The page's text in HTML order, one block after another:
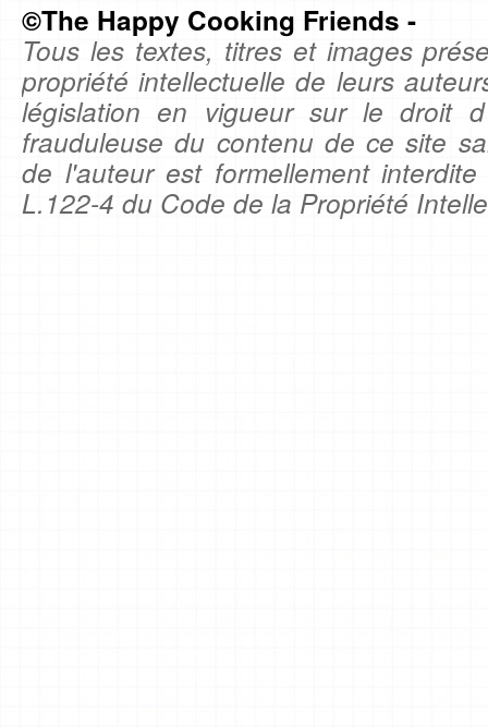
©The Happy Cooking Friends -
Tous les textes, titres et images
propriété intellectuelle de leurs
législation en vigueur sur le droit
frauduleuse du contenu de ce site
de l'auteur est formellement
L.122-4 du Code de la Propriété